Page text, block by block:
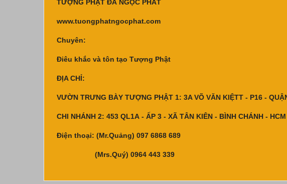
TƯỢNG PHẬT ĐÁ NGỌC PHÁT
www.tuongphatngocphat.com
Chuyên:
Điêu khắc và tôn tạo Tượng Phật
ĐỊA CHỈ:
VƯỜN TRƯNG BÀY TƯỢNG PHẬT 1: 3A VÕ VĂN KIỆTT - P16 -
CHI NHÁNH 2: 453 QL1A - ẤP 3 - XÃ TÂN KIÊN - BÌNH CHÁNH - HCM
Điện thoại: (Mr.Quảng) 097 6868 689
(Mrs.Quý) 0964 443 339